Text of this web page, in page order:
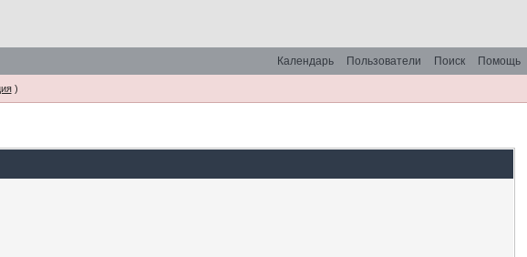
Помощь
Поиск
Пользователи
Календарь
)